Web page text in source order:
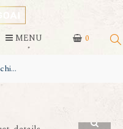
0
MENU
Rượu chivas 21YO The Blended Grain